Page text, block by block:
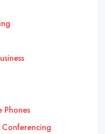
Phones